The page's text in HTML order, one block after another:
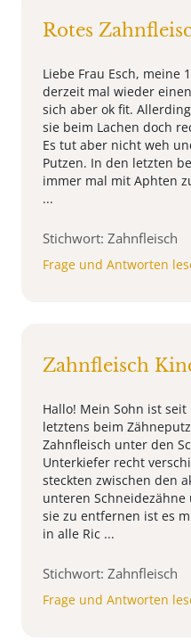
Rotes
Liebe Frau Esch, meine
derzeit mal wieder
sich aber ok fit.
sie beim Lachen doch
Es tut aber nicht weh
Putzen. In den letzten
immer mal mit Aphten
...
Stichwort: Zahnfleisch
Frage und Antworten
Zahnfleisch
Hallo! Mein Sohn ist seit
letztens beim
Zahnfleisch unter den
Unterkiefer recht
steckten zwischen den
unteren
sie zu entfernen ist es
in alle Ric ...
Stichwort: Zahnfleisch
Frage und Antworten